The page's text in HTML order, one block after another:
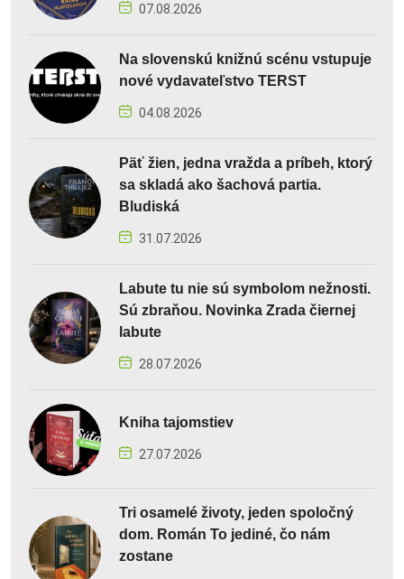
07.08.2026
Na slovenskú knižnú scénu vstupuje
nové vydavateľstvo TERST
04.08.2026
Päť žien, jedna vražda a príbeh, ktorý
sa skladá ako šachová partia.
Bludiská
31.07.2026
Labute tu nie sú symbolom nežnosti.
Sú zbraňou. Novinka Zrada čiernej
labute
28.07.2026
Kniha tajomstiev
27.07.2026
Tri osamelé životy, jeden spoločný
dom. Román To jediné, čo nám
zostane